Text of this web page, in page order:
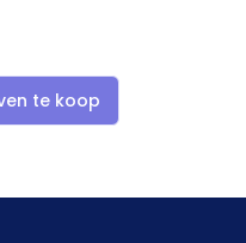
te koop